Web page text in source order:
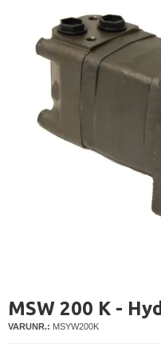
MSW 200 K -
VARUNR.: MSYW200K